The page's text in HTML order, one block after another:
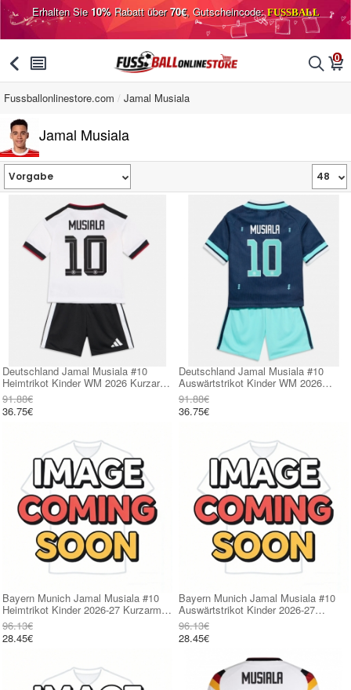
Erhalten Sie10%Rabatt über70€, Gutscheincode:FUSSBALL
󰅯 󰂩 󰂨 0
󰃦
Fussballonlinestore.com Jamal Musiala
Jamal Musiala
Deutschland Jamal Musiala #10
Heimtrikot Kinder WM 2026 Kurzarm
(+ kurze hosen)
91.88€
36.75€
Deutschland Jamal Musiala #10
Auswärtstrikot Kinder WM 2026
Kurzarm (+ kurze hosen)
91.88€
36.75€
Bayern Munich Jamal Musiala #10
Heimtrikot Kinder 2026-27 Kurzarm
(+ kurze hosen)
96.13€
28.45€
Bayern Munich Jamal Musiala #10
Auswärtstrikot Kinder 2026-27
Kurzarm (+ kurze hosen)
96.13€
28.45€